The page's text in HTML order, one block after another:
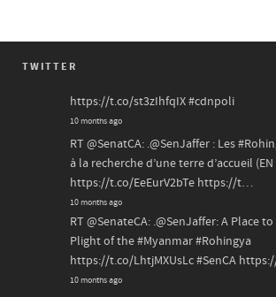
TWITTER
https://t.co/st3zIhfqIX#cdnpoli
10 months ago
RT @SenatCA: .@SenJaffer : Les
à la recherche d’une terre d’accueil
https://t.co/EeEurV2bTe https://t…
10 months ago
RT @SenateCA: .@SenJaffer: A Place
Plight of the#Myanmar#Rohingya
https://t.co/LhtjMXUsLc#SenCA
10 months ago